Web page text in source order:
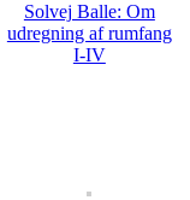
Solvej Balle: Om
udregning af rumfang
I-IV